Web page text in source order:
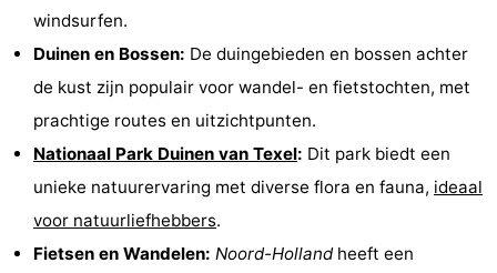
windsurfen.
Duinen en Bossen: De duingebieden en bossen achter
de kust zijn populair voor wandel- en fietstochten, met
prachtige routes en uitzichtpunten.
Nationaal Park Duinen van Texel: Dit park biedt een
unieke natuurervaring met diverse flora en fauna, ideaal
voor natuurliefhebbers.
Fietsen en Wandelen: Noord-Hollandheeft een